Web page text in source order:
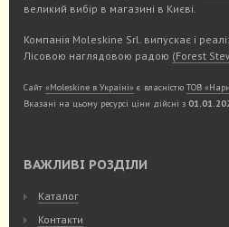
великий вибір в магазині в Києві.
Компанія Moleskine Srl. випускає і
Лісовою наглядовою радою (Forest
Сайт «Moleskine в Україні» є власністю ТОВ
Вказані на цьому ресурсі ціни дійсні з
ВАЖЛИВІ РОЗДІЛИ
Каталог
Контакти